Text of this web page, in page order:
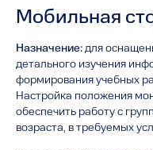
Мобильная
Назначение: для
детального изучения
формирования учебных
Настройка положения
обеспечить работу с
возраста, в требуемых